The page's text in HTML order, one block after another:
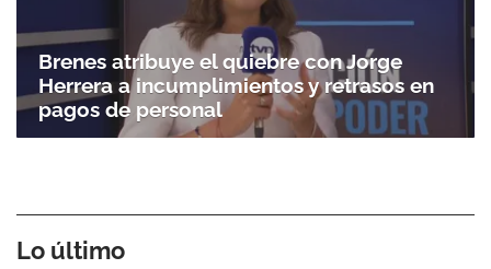
Brenes atribuye el quiebre con Jorge
Herrera a incumplimientos y retrasos en
pagos de personal
Lo último